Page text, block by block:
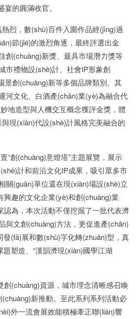
的圓滿收官。
烈，數(shù)百件入圍作品經(jīng)過
節(jié)的激烈角逐，最終評選出金
創(chuàng)新獎、最具市場潛力獎等
市禮物設(shè)計、社會IP形象創
景創(chuàng)新等多個品牌類別。其
河文化、白酒產(chǎn)業(yè)為融合代
地造型與人機交互概念獲評金獎，體
現(xiàn)代設(shè)計風格完美融合的
“創(chuàng)意燈塔”主題展覽，展示
計和前沿文化IP成果，吸引眾多市
關(guān)單位還在現(xiàn)場設(shè)立
興趣的文化企業(yè)和創(chuàng)業
認為，本次活動不僅挖掘了一批代表濟
與文創(chuàng)方法，更促進產(chǎn)
(fā)展和數(shù)字化轉(zhuǎn)型，真
題塑造、“漢韻濟現(xiàn)國學江湖
創(chuàng)資源，城市理念清晰感召喚
新推動。至此系列系列活動必
外一流會展效能積極牽正聯(lián)響